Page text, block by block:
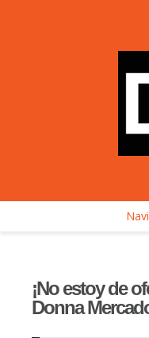
¡No estoy de
Donna